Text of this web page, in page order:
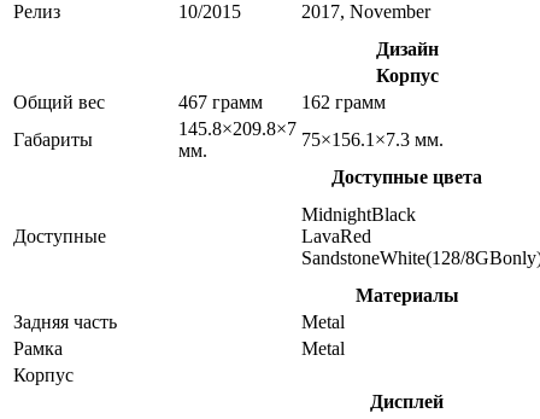
Релиз 10/2015
2017, November
Дизайн
Корпус
Общий вес
467 грамм
162 грамм
Габариты
145.8×209.8×7
мм.
75×156.1×7.3 мм.
Доступные цвета
Доступные
MidnightBlack
LavaRed
SandstoneWhite(128/
Материалы
Задняя часть
Metal
Рамка
Metal
Корпус
Дисплей